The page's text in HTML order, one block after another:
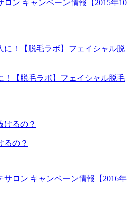
ン キャンペーン情報【2015年10
！【脱毛ラボ】フェイシャル脱毛
るの？